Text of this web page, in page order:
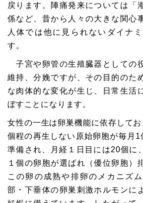
戻ります。陣痛発来については「
係など、昔から人々の大きな関心
人体では他に見られないダイナ
す。
子宮や卵管の生殖臓器としての
維持、分娩ですが、その目的のた
な肉体的な変化が生じ、日常生活
ぼすことになります。
女性の一生は卵巣機能に依存して
個程の再生しない原始卵胞が毎月
準備され、月経１日目には20個に
１個の卵胞が選ばれ（優位卵胞）
この卵の成熟や排卵のメカニズ
部・下垂体の卵巣刺激ホルモンに